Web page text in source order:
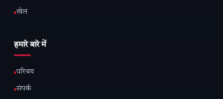
खेल
हमारे बारे में
परिचय
संपर्क